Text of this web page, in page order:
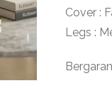
Cover :
Legs :